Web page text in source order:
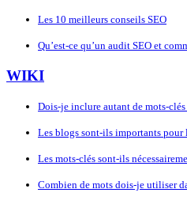
Les 10 meilleurs conseils SEO
Qu’est-ce qu’un audit SEO et
WIKI
Dois-je inclure autant de mots-
Les blogs sont-ils importants pour
Les mots-clés sont-ils
Combien de mots dois-je utiliser